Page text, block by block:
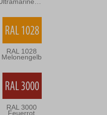
RAL 1028
Melonengelb
RAL 3000
Feuerrot